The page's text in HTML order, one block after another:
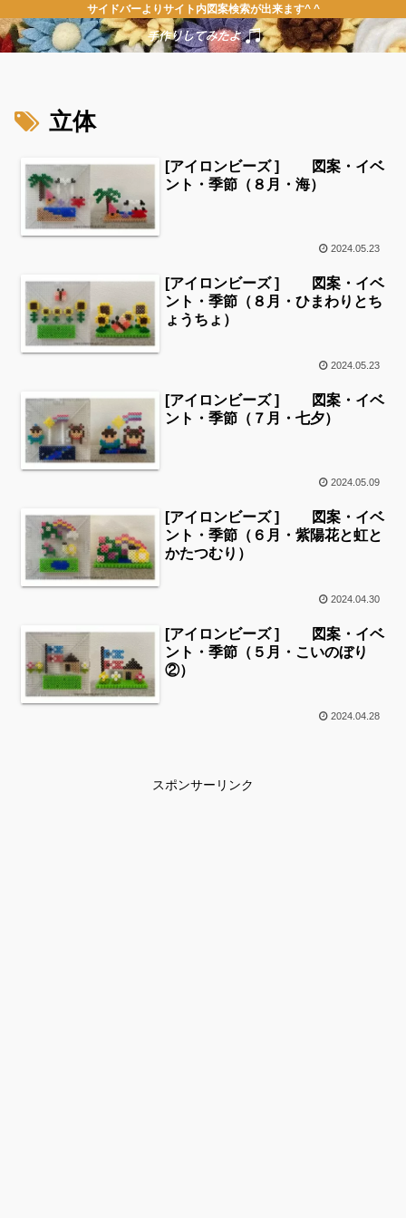
サイドバーよりサイト内図案検索が出来ます^ ^
立体
[アイロンビーズ ] 図案・イベ
ント・季節（８月・海）
2024.05.23
[アイロンビーズ ] 図案・イベ
ント・季節（８月・ひまわりとち
ょうちょ）
2024.05.23
[アイロンビーズ ] 図案・イベ
ント・季節（７月・七夕）
2024.05.09
[アイロンビーズ ] 図案・イベ
ント・季節（６月・紫陽花と虹と
かたつむり）
2024.04.30
[アイロンビーズ ] 図案・イベ
ント・季節（５月・こいのぼり
②）
2024.04.28
スポンサーリンク